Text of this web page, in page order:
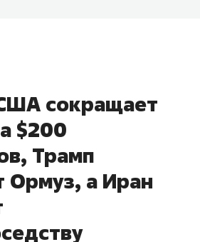
сокращает
$200
Трамп
Ормуз, а Иран